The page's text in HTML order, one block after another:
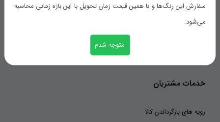
سفارش این رنگ‌ها و با همین قیمت زمان تحویل با این بازه زمانی محاسبه
می‌شود.
متوجه شدم
خدمات مشتریان
رویه های بازگرداندن کالا